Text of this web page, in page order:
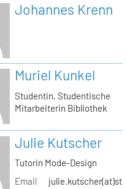
Johannes Krenn
Muriel Kunkel
Studentin, Studentische
Mitarbeiterin Bibliothek
Julie Kutscher
Tutorin Mode-Design
Email